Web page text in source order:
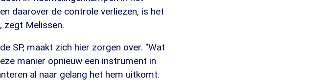
daarover de controle verliezen, is het
zegt Melissen.
SP, maakt zich hier zorgen over. "Wat
manier opnieuw een instrument in
al naar gelang het hem uitkomt.